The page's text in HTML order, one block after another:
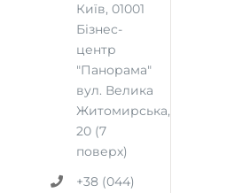
Київ, 01001
Бізнес-
центр
"Панорама"
вул. Велика
Житомирська,
20 (7
поверх)
+38 (044)